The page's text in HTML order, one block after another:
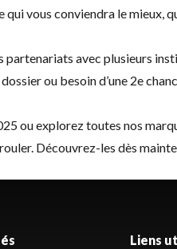
qui vous conviendra le mieux,
partenariats avec plusieurs
ou besoin d’une 2e
ou explorez toutes nos
Découvrez-les dès
Liens